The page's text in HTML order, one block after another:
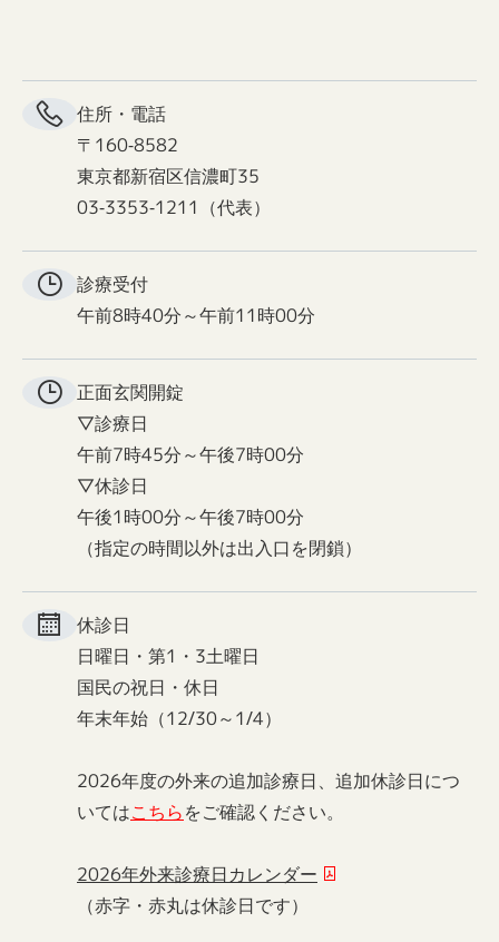
住所・電話
〒160-8582
東京都新宿区信濃町35
03-3353-1211（代表）
診療受付
午前8時40分～午前11時00分
正面玄関開錠
▽診療日
午前7時45分～午後7時00分
▽休診日
午後1時00分～午後7時00分
（指定の時間以外は出入口を閉鎖）
休診日
日曜日・第1・3土曜日
国民の祝日・休日
年末年始（12/30～1/4）
2026年度の外来の追加診療日、追加休診日につ
いてはこちらをご確認ください。
2026年外来診療日カレンダー
（赤字・赤丸は休診日です）